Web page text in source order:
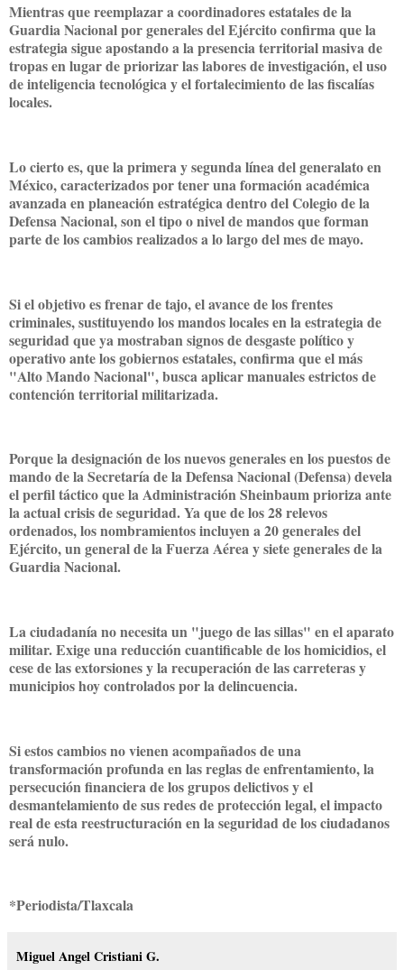
Mientras que reemplazar a coordinadores estatales de la
Guardia Nacional por generales del Ejército confirma que la
estrategia sigue apostando a la presencia territorial masiva de
tropas en lugar de priorizar las labores de investigación, el uso
de inteligencia tecnológica y el fortalecimiento de las fiscalías
locales.
Lo cierto es, que la primera y segunda línea del generalato en
México, caracterizados por tener una formación académica
avanzada en planeación estratégica dentro del Colegio de la
Defensa Nacional, son el tipo o nivel de mandos que forman
parte de los cambios realizados a lo largo del mes de mayo.
Si el objetivo es frenar de tajo, el avance de los frentes
criminales, sustituyendo los mandos locales en la estrategia de
seguridad que ya mostraban signos de desgaste político y
operativo ante los gobiernos estatales, confirma que el más
"Alto Mando Nacional", busca aplicar manuales estrictos de
contención territorial militarizada.
Porque la designación de los nuevos generales en los puestos de
mando de la Secretaría de la Defensa Nacional (Defensa) devela
el perfil táctico que la Administración Sheinbaum prioriza ante
la actual crisis de seguridad. Ya que de los 28 relevos
ordenados, los nombramientos incluyen a 20 generales del
Ejército, un general de la Fuerza Aérea y siete generales de la
Guardia Nacional.
La ciudadanía no necesita un "juego de las sillas" en el aparato
militar. Exige una reducción cuantificable de los homicidios, el
cese de las extorsiones y la recuperación de las carreteras y
municipios hoy controlados por la delincuencia.
Si estos cambios no vienen acompañados de una
transformación profunda en las reglas de enfrentamiento, la
persecución financiera de los grupos delictivos y el
desmantelamiento de sus redes de protección legal, el impacto
real de esta reestructuración en la seguridad de los ciudadanos
será nulo.
*Periodista/Tlaxcala
Miguel Angel Cristiani G.